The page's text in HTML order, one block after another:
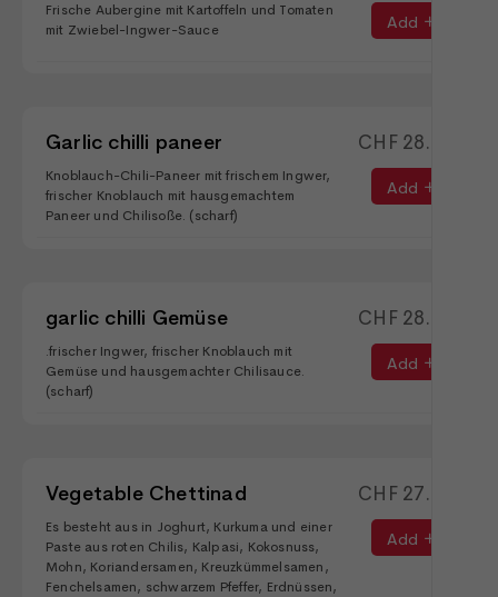
Frische Aubergine mit Kartoffeln und Tomaten
mit Zwiebel-Ingwer-Sauce
Add
Garlic chilli paneer
Knoblauch-Chili-Paneer mit frischem Ingwer,
frischer Knoblauch mit hausgemachtem
Paneer und Chilisoße. (scharf)
CHF28.90
Add
garlic chilli Gemüse
.frischer Ingwer, frischer Knoblauch mit
Gemüse und hausgemachter Chilisauce.
(scharf)
CHF28.90
Add
Vegetable Chettinad
Es besteht aus in Joghurt, Kurkuma und einer
Paste aus roten Chilis, Kalpasi, Kokosnuss,
Mohn, Koriandersamen, Kreuzkümmelsamen,
Fenchelsamen, schwarzem Pfeffer, Erdnüssen,
CHF27.90
Add